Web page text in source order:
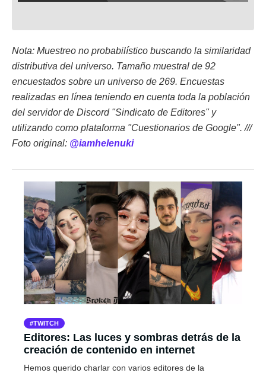
Nota: Muestreo no probabilístico buscando la similaridad
distributiva del universo. Tamaño muestral de 92
encuestados sobre un universo de 269. Encuestas
realizadas en línea teniendo en cuenta toda la población
del servidor de Discord "Sindicato de Editores" y
utilizando como plataforma "Cuestionarios de Google". ///
Foto original: @iamhelenuki
TWITCH
Editores: Las luces y sombras detrás de la
creación de contenido en internet
Hemos querido charlar con varios editores de la